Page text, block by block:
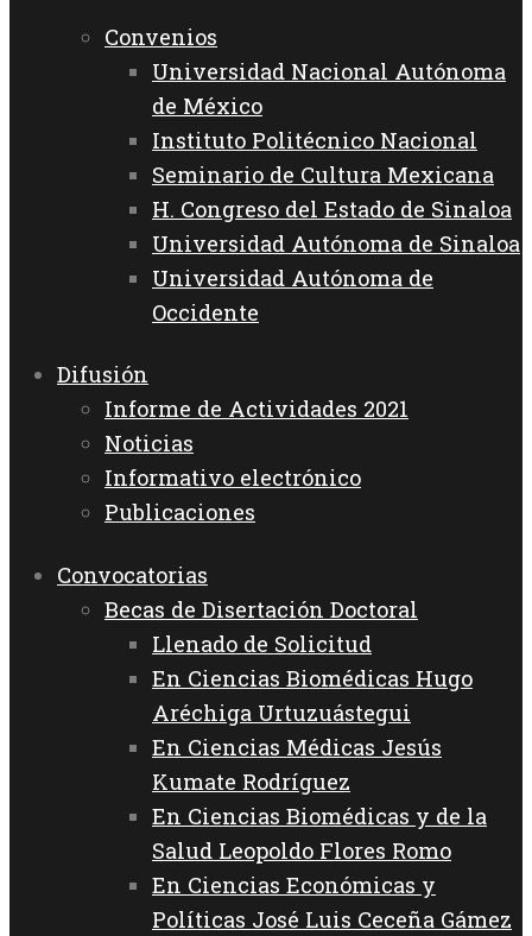
Convenios
Universidad Nacional Autónoma
de México
Instituto Politécnico Nacional
Seminario de Cultura Mexicana
H. Congreso del Estado de Sinaloa
Universidad Autónoma de Sinaloa
Universidad Autónoma de
Occidente
Difusión
Informe de Actividades 2021
Noticias
Informativo electrónico
Publicaciones
Convocatorias
Becas de Disertación Doctoral
Llenado de Solicitud
En Ciencias Biomédicas Hugo
Aréchiga Urtuzuástegui
En Ciencias Médicas Jesús
Kumate Rodríguez
En Ciencias Biomédicas y de la
Salud Leopoldo Flores Romo
En Ciencias Económicas y
Políticas José Luis Ceceña Gámez